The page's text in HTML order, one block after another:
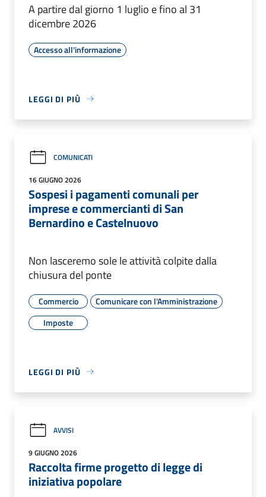
A partire dal giorno 1 luglio e fino al 31
dicembre 2026
Accesso all'informazione
LEGGI DI PIÙ
COMUNICATI
16 GIUGNO 2026
Sospesi i pagamenti comunali per
imprese e commercianti di San
Bernardino e Castelnuovo
Non lasceremo sole le attività colpite dalla
chiusura del ponte
Commercio
Comunicare con l'Amministrazione
Imposte
LEGGI DI PIÙ
AVVISI
9 GIUGNO 2026
Raccolta firme progetto di legge di
iniziativa popolare